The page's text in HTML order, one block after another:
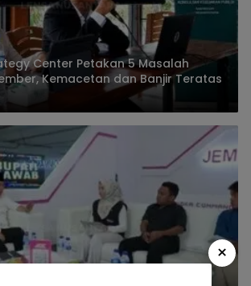
Center Petakan 5 Masalah
Kemacetan dan Banjir Teratas
×